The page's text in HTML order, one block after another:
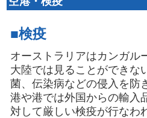
■検疫
オーストラリアはカンガル
大陸では見ることができな
菌、伝染病などの侵入を防
港や港では外国からの輸入
対して厳しい検疫が行なわ